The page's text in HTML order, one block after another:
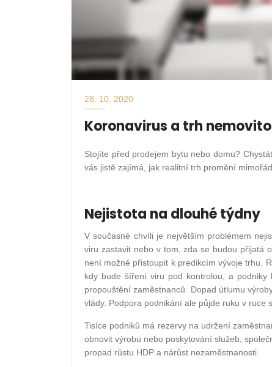
28. 10. 2020
Koronavirus a trh
Stojíte před prodejem bytu nebo domu?
vás jistě zajímá, jak realitní trh promění
Nejistota na dlouhé týdny
V současné chvíli je největším problémem
viru zastavit nebo v tom, zda se budou přijatá
není možné přistoupit k predikcím vývoje trhu.
kdy bude šíření viru pod kontrolou, a
propouštění zaměstnanců. Dopad útlumu
vlády. Podpora podnikání ale půjde ruku v ruce
Tisíce podniků má rezervy na udržení
obnovit výrobu nebo poskytování služeb,
propad růstu HDP a nárůst nezaměstnanosti.